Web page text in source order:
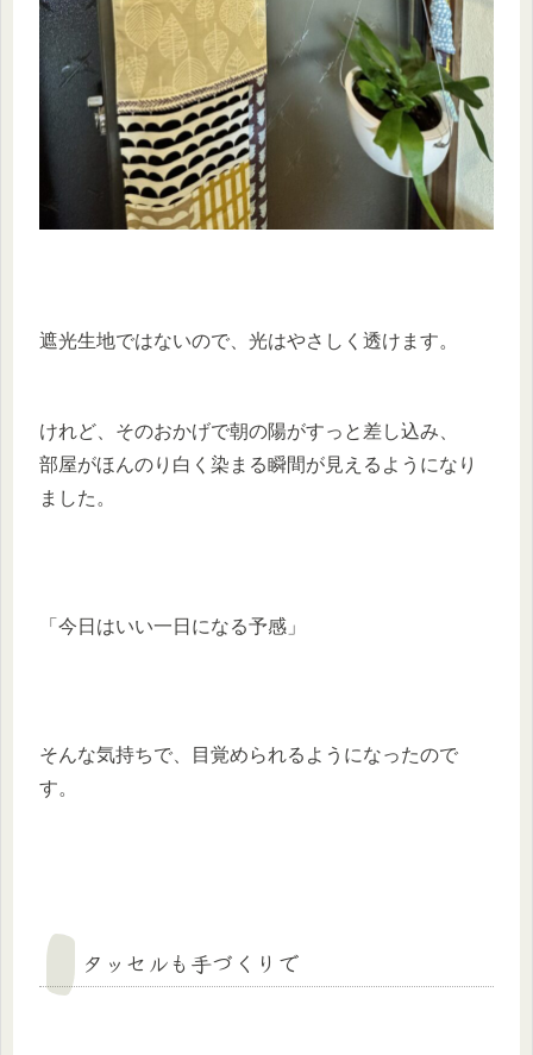
遮光生地ではないので、光はやさしく透けます。
けれど、そのおかげで朝の陽がすっと差し込み、
部屋がほんのり白く染まる瞬間が見えるようになり
ました。
「今日はいい一日になる予感」
そんな気持ちで、目覚められるようになったので
す。
タッセルも手づくりで